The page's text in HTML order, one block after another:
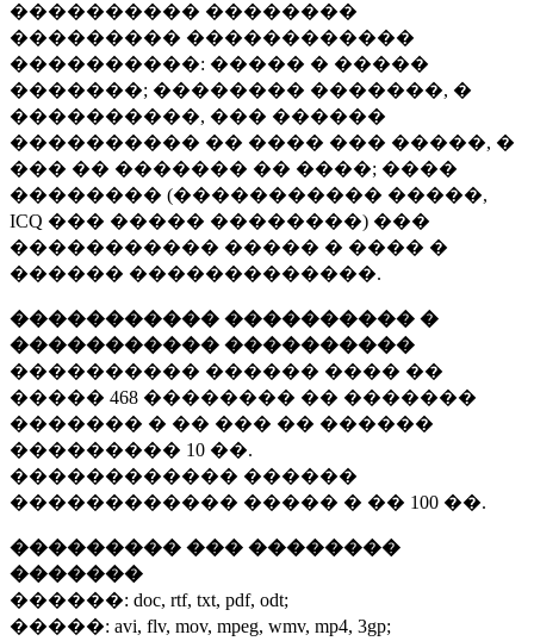
���������� ��������
��������� ������������
����������: ����� � �����
�������; �������� �������, �
����������, ��� ������
���������� �� ���� ��� �����, �
��� �� ������� �� ����; ����
�������� (����������� �����,
ICQ ��� ����� ��������) ���
����������� ����� � ���� �
������ �������������.
����������� ���������� �
����������� ����������
���������� ������ ���� ��
����� 468 �������� �� �������
������� � �� ��� �� ������
��������� 10 ��.
������������ ������
������������ ����� � �� 100 ��.
��������� ��� ��������
�������
������: doc, rtf, txt, pdf, odt;
�����: avi, flv, mov, mpeg, wmv, mp4, 3gp;